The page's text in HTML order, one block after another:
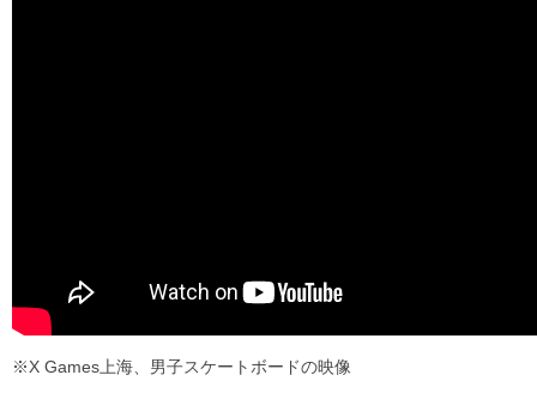
※X Games上海、男子スケートボードの映像